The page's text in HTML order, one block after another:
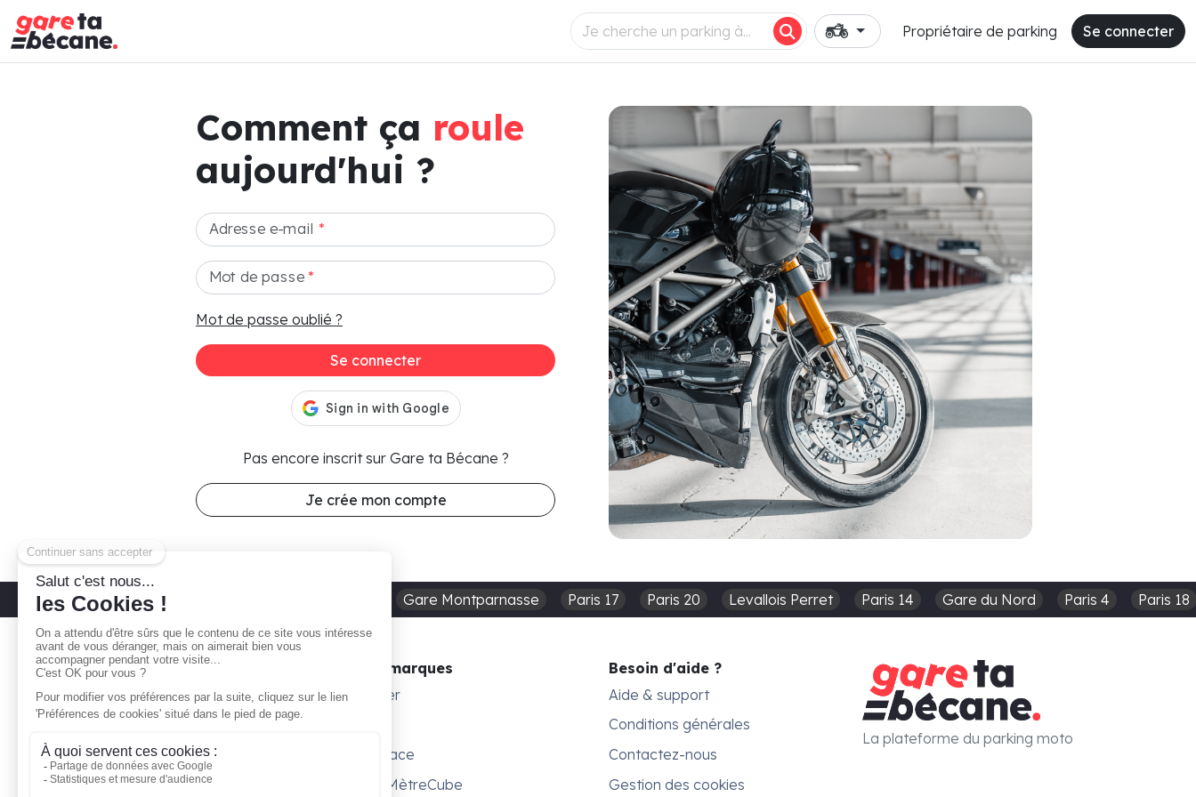
Propriétaire de parking Se connecter
Comment ça roule
aujourd'hui ?
Adresse e-mail *
Mot de passe*
Mot de passe oublié ?
Se connecter
Pas encore inscrit sur Gare ta Bécane ?
Je crée mon compte
Découvrez nos parkings moto Gare Montparnasse Paris 17 Paris 20 Levallois Perret Paris 14 Gare du Nord Paris 4 Paris 18
Gare ta Bécane
À propos
Comment ça marche ?
Je suis propriétaire
Blog
Nos marques
Subter
Surplace
PetitMètreCube
Besoin d'aide ?
Aide & support
Conditions générales
Contactez-nous
Gestion des cookies
La plateforme du parking moto